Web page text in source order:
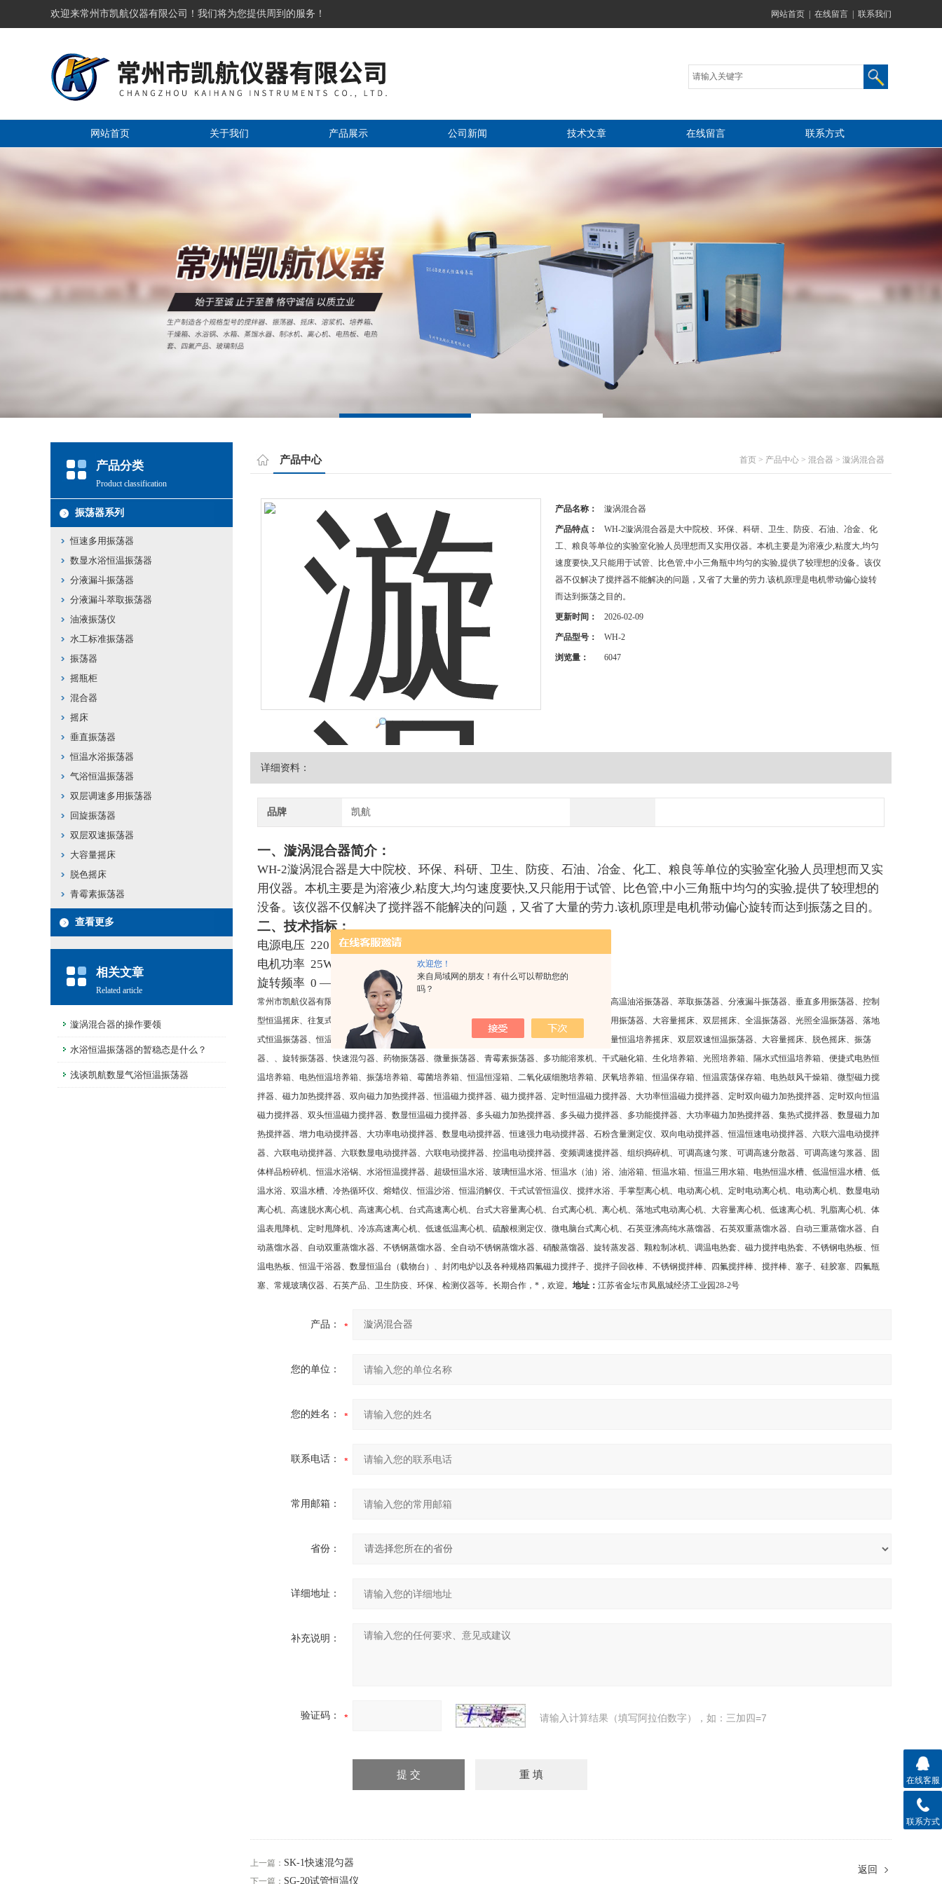
欢迎您！
来自局域网的朋友！有什么可以帮助您的
吗？
欢迎来常州市凯航仪器有限公司！我们将为您提供周到的服务！ 网站首页 在线留言 联系我们
网站首页 关于我们 产品展示 公司新闻 技术文章 在线留言 联系方式
产品中心 首页 > 产品中心 > 混合器 > 漩涡混合器
产品名称： 漩涡混合器
产品特点：
WH-2漩涡混合器是大中院校、环保、科研、卫生、防疫、石油、冶金、化
工、粮良等单位的实验室化验人员理想而又实用仪器。本机主要是为溶液少,粘度大,均匀
速度要快,又只能用于试管、比色管,中小三角瓶中均匀的实验,提供了较理想的没备。该仪
器不仅解决了搅拌器不能解决的问题，又省了大量的劳力.该机原理是电机带动偏心旋转
而达到振荡之目的。
更新时间： 2026-02-09
产品型号： WH-2
浏览量： 6047
详细资料：
品牌 凯航
一、漩涡混合器简介：
WH-2漩涡混合器是大中院校、环保、科研、卫生、防疫、石油、冶金、化工、粮良等单位的实验室化验人员理想而又实
用仪器。本机主要是为溶液少,粘度大,均匀速度要快,又只能用于试管、比色管,中小三角瓶中均匀的实验,提供了较理想的
没备。该仪器不仅解决了搅拌器不能解决的问题，又省了大量的劳力.该机原理是电机带动偏心旋转而达到振荡之目的。
二、技术指标：
电源电压 220∨±10％50Hz
电机功率 25W
旋转频率 0 —3000转／分
常州市凯航仪器有限公司（金坛市新航仪器厂）主要生产：水浴恒温振荡器、气浴恒温振荡器、高温油浴振荡器、萃取振荡器、分液漏斗振荡器、垂直多用振荡器、控制
型恒温摇床、往复式调速多用振荡器、多功能振荡器、恒速振荡器、回旋式振荡器、双层调速多用振荡器、大容量摇床、双层摇床、全温振荡器、光照全温振荡器、落地
式恒温振荡器、恒温培养摇床、台式全温振荡器、大型恒温摇瓶柜、台式空气恒温振荡器、大容量恒温培养摇床、双层双速恒温振荡器、大容量摇床、脱色摇床、振荡
器、、旋转振荡器、快速混匀器、药物振荡器、微量振荡器、青霉素振荡器、多功能溶浆机、干式融化箱、生化培养箱、光照培养箱、隔水式恒温培养箱、便捷式电热恒
温培养箱、电热恒温培养箱、振荡培养箱、霉菌培养箱、恒温恒湿箱、二氧化碳细胞培养箱、厌氧培养箱、恒温保存箱、恒温震荡保存箱、电热鼓风干燥箱、微型磁力搅
拌器、磁力加热搅拌器、双向磁力加热搅拌器、恒温磁力搅拌器、磁力搅拌器、定时恒温磁力搅拌器、大功率恒温磁力搅拌器、定时双向磁力加热搅拌器、定时双向恒温
磁力搅拌器、双头恒温磁力搅拌器、数显恒温磁力搅拌器、多头磁力加热搅拌器、多头磁力搅拌器、多功能搅拌器、大功率磁力加热搅拌器、集热式搅拌器、数显磁力加
热搅拌器、增力电动搅拌器、大功率电动搅拌器、数显电动搅拌器、恒速强力电动搅拌器、石粉含量测定仪、双向电动搅拌器、恒温恒速电动搅拌器、六联六温电动搅拌
器、六联电动搅拌器、六联数显电动搅拌器、六联电动搅拌器、控温电动搅拌器、变频调速搅拌器、组织捣碎机、可调高速匀浆、可调高速分散器、可调高速匀浆器、固
体样品粉碎机、恒温水浴锅、水浴恒温搅拌器、超级恒温水浴、玻璃恒温水浴、恒温水（油）浴、油浴箱、恒温水箱、恒温三用水箱、电热恒温水槽、低温恒温水槽、低
温水浴、双温水槽、冷热循环仪、熔蜡仪、恒温沙浴、恒温消解仪、干式试管恒温仪、搅拌水浴、手掌型离心机、电动离心机、定时电动离心机、电动离心机、数显电动
离心机、高速脱水离心机、高速离心机、台式高速离心机、台式大容量离心机、台式离心机、离心机、落地式电动离心机、大容量离心机、低速离心机、乳脂离心机、体
温表甩降机、定时甩降机、冷冻高速离心机、低速低温离心机、硫酸根测定仪、微电脑台式离心机、石英亚沸高纯水蒸馏器、石英双重蒸馏水器、自动三重蒸馏水器、自
动蒸馏水器、自动双重蒸馏水器、不锈钢蒸馏水器、全自动不锈钢蒸馏水器、硝酸蒸馏器、旋转蒸发器、颗粒制冰机、调温电热套、磁力搅拌电热套、不锈钢电热板、恒
温电热板、恒温干浴器、数显恒温台（载物台）、封闭电炉以及各种规格四氟磁力搅拌子、搅拌子回收棒、不锈钢搅拌棒、四氟搅拌棒、搅拌棒、塞子、硅胶塞、四氟瓶
塞、常规玻璃仪器、石英产品、卫生防疫、环保、检测仪器等。长期合作，*，欢迎。 地址： 江苏省金坛市凤凰城经济工业园28-2号
产品：
您的单位：
您的姓名：
联系电话：
常用邮箱：
省份：
详细地址：
补充说明：
验证码： 请输入计算结果（填写阿拉伯数字），如：三加四=7
上一篇： SK-1快速混匀器
下一篇： SG-20试管恒温仪
返回
产品分类
Product classification
振荡器系列
恒速多用振荡器
数显水浴恒温振荡器
分液漏斗振荡器
分液漏斗萃取振荡器
油液振荡仪
水工标准振荡器
振荡器
摇瓶柜
混合器
摇床
垂直振荡器
恒温水浴振荡器
气浴恒温振荡器
双层调速多用振荡器
回旋振荡器
双层双速振荡器
大容量摇床
脱色摇床
青霉素振荡器
查看更多
相关文章
Related article
漩涡混合器的操作要领
水浴恒温振荡器的暂稳态是什么？
浅谈凯航数显气浴恒温振荡器
在线客服
联系方式